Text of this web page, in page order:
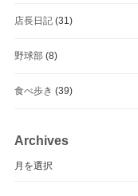
店長日記(31)
野球部(8)
食べ歩き (39)
Archives